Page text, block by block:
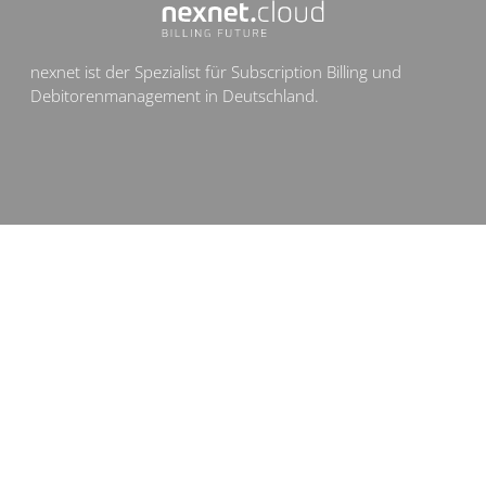
nexnet ist der Spezialist für Subscription Billing und
Debitorenmanagement in Deutschland.